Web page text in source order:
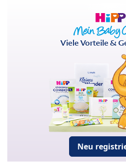
Viele Vorteile &
Neu